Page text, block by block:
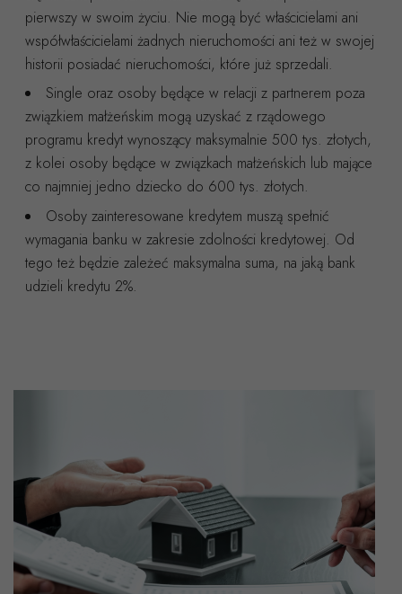
pierwszy w swoim życiu. Nie mogą być właścicielami ani
współwłaścicielami żadnych nieruchomości ani też w swojej
historii posiadać nieruchomości, które już sprzedali.
Single oraz osoby będące w relacji z partnerem poza
związkiem małżeńskim mogą uzyskać z rządowego
programu kredyt wynoszący maksymalnie 500 tys. złotych,
z kolei osoby będące w związkach małżeńskich lub mające
co najmniej jedno dziecko do 600 tys. złotych.
Osoby zainteresowane kredytem muszą spełnić
wymagania banku w zakresie zdolności kredytowej. Od
tego też będzie zależeć maksymalna suma, na jaką bank
udzieli kredytu 2%.